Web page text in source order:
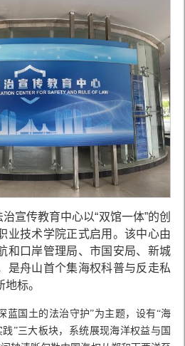
宣传教育中心以“双馆一体”的创
业技术学院正式启用。该中心由
和口岸管理局、市国安局、新城
是舟山首个集海权科普与反走私
标。
蓝国土的法治守护”为主题，设有“海
”三大板块，系统展现海洋权益与国